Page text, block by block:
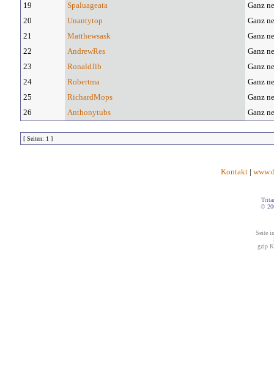
19
Spaluageata
Ganz
20
Unantytop
Ganz
21
Matthewsask
Ganz
22
AndrewRes
Ganz
23
RonaldJib
Ganz
24
Robertma
Ganz
25
RichardMops
Ganz
26
Anthonytubs Ganz
[ Seiten: 1 ]
Kontakt|
©
Seite
gzip